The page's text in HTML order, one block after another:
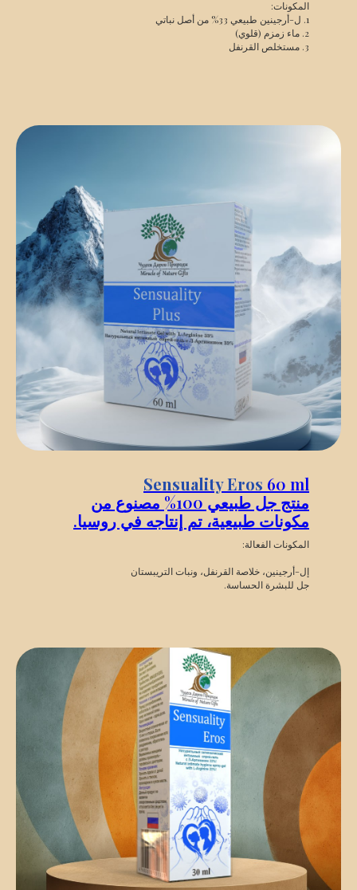
المكونات:
1. ل-أرجينين طبيعي 33% من أصل نباتي
2. ماء زمزم (قلوي)
3. مستخلص القرنفل
Sensuality Eros 60 ml
منتج جل طبيعي 100% مصنوع من
مكونات طبيعية، تم إنتاجه في روسيا.
المكونات الفعالة:
إل-أرجينين، خلاصة القرنفل، ونبات التريبستان
جل للبشرة الحساسة.